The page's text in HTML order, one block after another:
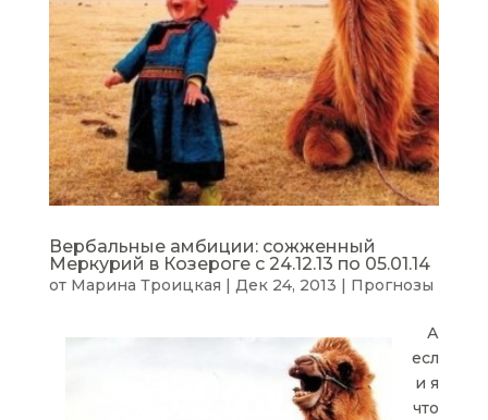
Вербальные амбиции: сожженный
Меркурий в Козероге с 24.12.13 по 05.01.14
от Марина Троицкая Дек 24, 2013 Прогнозы
А
есл
и я
что